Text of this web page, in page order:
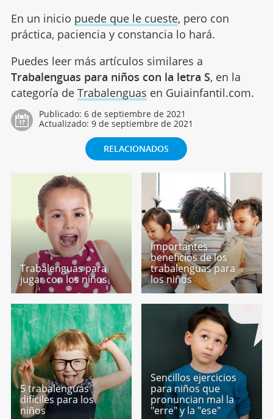
En un inicio puede que le cueste, pero con
práctica, paciencia y constancia lo hará.
Puedes leer más artículos similares a
Trabalenguas para niños con la letra S, en la
categoría de Trabalenguas en Guiainfantil.com.
Publicado: 6 de septiembre de 2021
Actualizado: 9 de septiembre de 2021
RELACIONADOS
Trabalenguas para
jugar con los niños
Importantes
beneficios de los
trabalenguas para
los niños
5 trabalenguas
difíciles para los
niños
Sencillos ejercicios
para niños que
pronuncian mal la
"erre" y la "ese"